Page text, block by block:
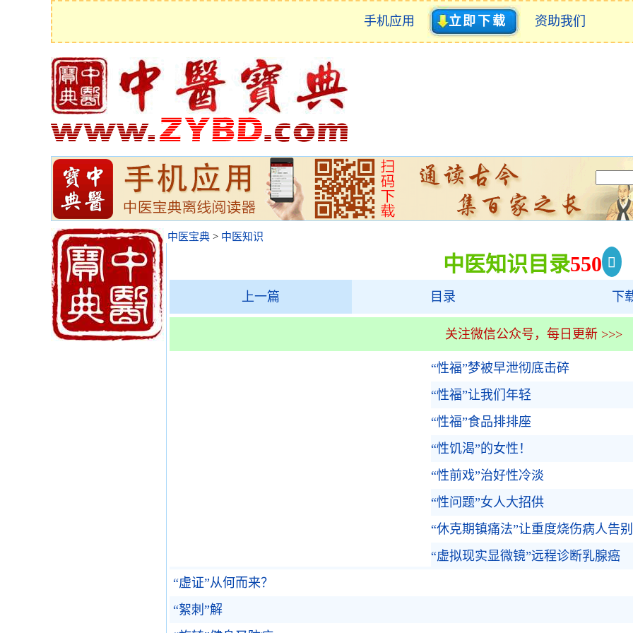
手机应用 立即下载 资助我们
中医宝典 > 中医知识
中医知识目录550
上一篇 目录 下
关注微信公众号，每日更新 >>>
“性福”梦被早泄彻底击碎
“性福”让我们年轻
“性福”食品排排座
“性饥渴”的女性！
“性前戏”治好性冷淡
“性问题”女人大招供
“休克期镇痛法”让重度烧伤病人告
“虚拟现实显微镜”远程诊断乳腺癌
“虚证”从何而来？
“絮刺”解